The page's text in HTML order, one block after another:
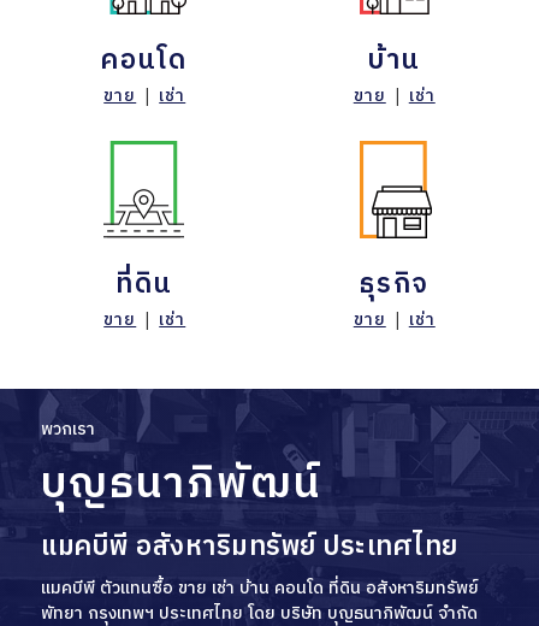
คอนโด
ขาย | เช่า
บ้าน
ขาย | เช่า
ที่ดิน
ขาย | เช่า
ธุรกิจ
ขาย | เช่า
พวกเรา
บุญธนาภิพัฒน์
แมคบีพี อสังหาริมทรัพย์ ประเทศไทย
แมคบีพี ตัวแทนซื้อ ขาย เช่า บ้าน คอนโด ที่ดิน อสังหาริมทรัพย์
พัทยา กรุงเทพฯ ประเทศไทย โดย บริษัท บุญธนาภิพัฒน์ จำกัด